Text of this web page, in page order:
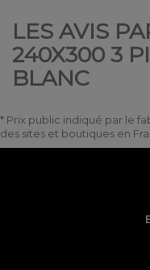
LES AVIS
240X300 3
BLANC
* Prix public indiqué par le
des sites et boutiques en